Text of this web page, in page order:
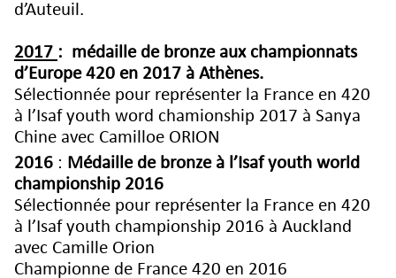
d’Auteuil.
2017 : médaille de bronze aux championnats
d’Europe 420 en 2017 à Athènes.
Sélectionnée pour représenter la France en 420
à l’Isaf youth word chamionship 2017 à Sanya
Chine avec Camilloe ORION
2016 : Médaille de bronze à l’Isaf youth world
championship 2016
Sélectionnée pour représenter la France en 420
à l’Isaf youth championship 2016 à Auckland
avec Camille Orion
Championne de France 420 en 2016